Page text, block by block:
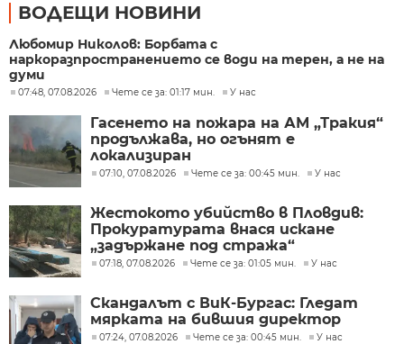
ВОДЕЩИ НОВИНИ
Любомир Николов: Борбата с
наркоразпространението се води на терен, а не на
думи
07:48, 07.08.2026 Чете се за: 01:17 мин. У нас
Гасенето на пожара на АМ „Тракия“
продължава, но огънят е
локализиран
07:10, 07.08.2026 Чете се за: 00:45 мин. У нас
Жестокото убийство в Пловдив:
Прокуратурата внася искане
„задържане под стража“
07:18, 07.08.2026 Чете се за: 01:05 мин. У нас
Скандалът с ВиК-Бургас: Гледат
мярката на бившия директор
07:24, 07.08.2026 Чете се за: 00:45 мин. У нас